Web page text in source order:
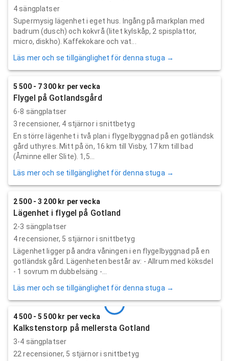
4 sängplatser
Supermysig lägenhet i eget hus. Ingång på markplan med
badrum (dusch) och kokvrå (litet kylskåp, 2 spisplattor,
micro, diskho). Kaffekokare och vat...
Läs mer och se tillgänglighet för denna stuga →
5 500 - 7 300 kr per vecka
Flygel på Gotlandsgård
6-8 sängplatser
3 recensioner, 4 stjärnor i snittbetyg
En större lägenhet i två plan i flygelbyggnad på en gotländsk
gård uthyres. Mitt på ön, 16 km till Visby, 17 km till bad
(Åminne eller Slite). 1,5...
Läs mer och se tillgänglighet för denna stuga →
2 500 - 3 200 kr per vecka
Lägenhet i flygel på Gotland
2-3 sängplatser
4recensioner, 5 stjärnor i snittbetyg
Lägenhet ligger på andra våningen i en flygelbyggnad på en
gotländsk gård. Lägenheten består av: - Allrum med köksdel
- 1 sovrum m dubbelsäng -...
Läs mer och se tillgänglighet för denna stuga →
4 500 - 5 500 kr per vecka
Kalkstenstorp på mellersta Gotland
3-4 sängplatser
22 recensioner, 5 stjärnor i snittbetyg